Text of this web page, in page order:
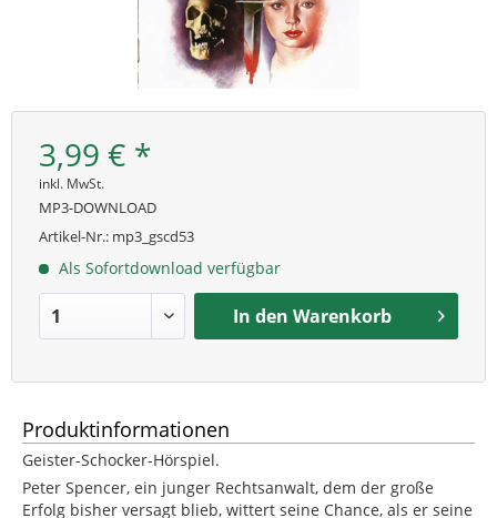
3,99 € *
inkl. MwSt.
MP3-DOWNLOAD
Artikel-Nr.: mp3_gscd53
Als Sofortdownload verfügbar
In den Warenkorb
Produktinformationen
Geister-Schocker-Hörspiel.
Peter Spencer, ein junger Rechtsanwalt, dem der große
Erfolg bisher versagt blieb, wittert seine Chance, als er seine